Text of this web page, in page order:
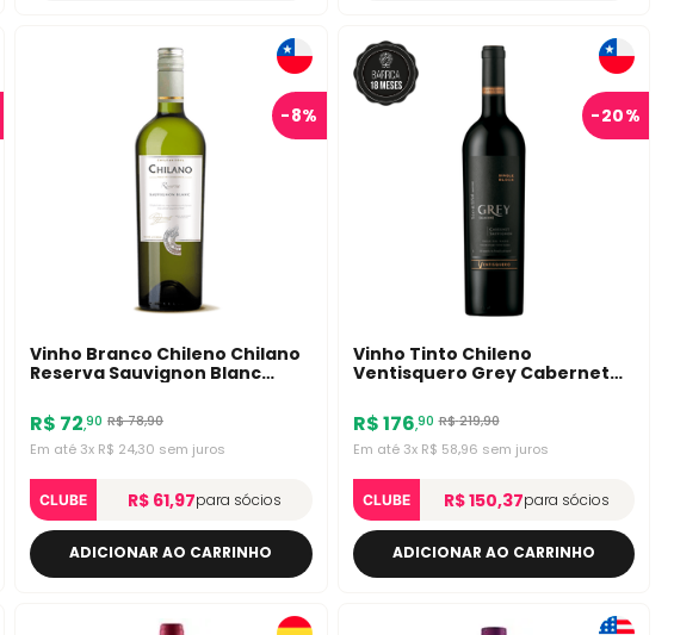
-8%
Vinho Branco Chileno Chilano
Reserva Sauvignon Blanc
R$ 72,90 R$78,90
Em até 3x R$ 24,30 sem juros
CLUBE R$ 61,97para sócios
ADICIONAR AO CARRINHO
-20%
Vinho Tinto Chileno
Ventisquero Grey Cabernet
R$176,90 R$219,90
Em até 3x R$ 58,96 sem juros
CLUBE R$ 150,37para sócios
ADICIONAR AO CARRINHO